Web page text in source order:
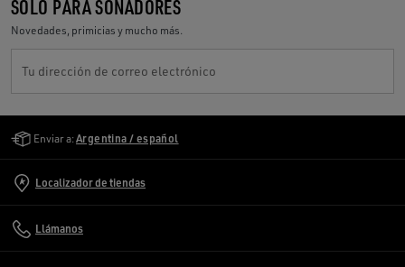
SOLO PARA SOÑADORES
Novedades, primicias y mucho más.
Tu dirección de correo electrónico
Enviar a: Argentina / español
Localizador de tiendas
Llámanos